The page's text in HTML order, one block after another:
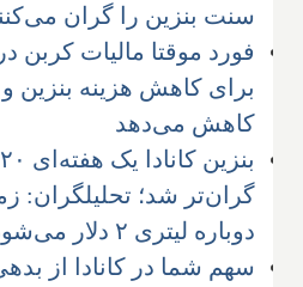
سنت بنزین را گران
فورد موقتا مالیات کربن در
برای کاهش هزینه بنزین و
کاهش می‌دهد
گران‌تر شد؛ تحلیلگران:
دوباره لیتری ۲ دلار می‌شود
سهم شما در کانادا از